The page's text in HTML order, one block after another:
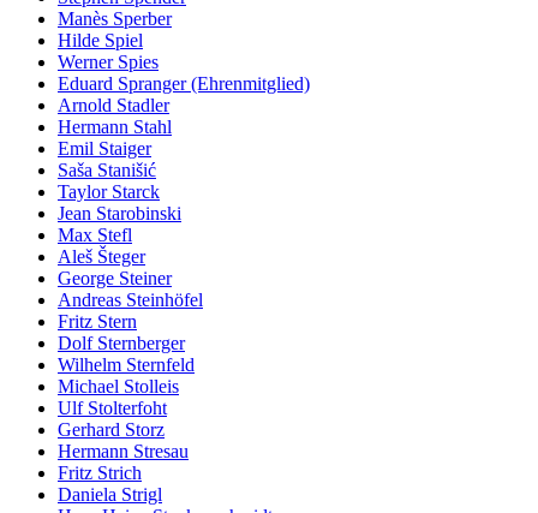
Manès Sperber
Hilde Spiel
Werner Spies
Eduard Spranger (Ehrenmitglied)
Arnold Stadler
Hermann Stahl
Emil Staiger
Saša Stanišić
Taylor Starck
Jean Starobinski
Max Stefl
Aleš Šteger
George Steiner
Andreas Steinhöfel
Fritz Stern
Dolf Sternberger
Wilhelm Sternfeld
Michael Stolleis
Ulf Stolterfoht
Gerhard Storz
Hermann Stresau
Fritz Strich
Daniela Strigl